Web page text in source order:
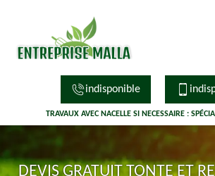
indisponible
TRAVAUX AVEC NACELLE SI NECESSAIRE :
DEVIS GRATUIT TONTE ET